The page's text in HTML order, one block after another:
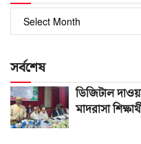
পুরোনো
সংখ্যা
সর্বশেষ
ডিজিটাল
মাদরাসা